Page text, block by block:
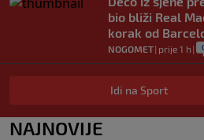
bio bliži Real
korak od
NOGOMET| prije 1 h |
River Plate
NOGOMET|prije 2 h|
Idi na Sport
NAJNOVIJE